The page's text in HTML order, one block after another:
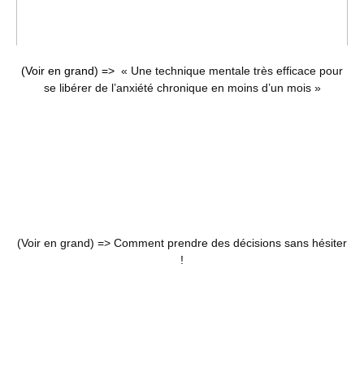
(Voir en grand) => « Une technique mentale très efficace pour
se libérer de l’anxiété chronique en moins d’un mois »
(Voir en grand) => Comment prendre des décisions sans hésiter
!